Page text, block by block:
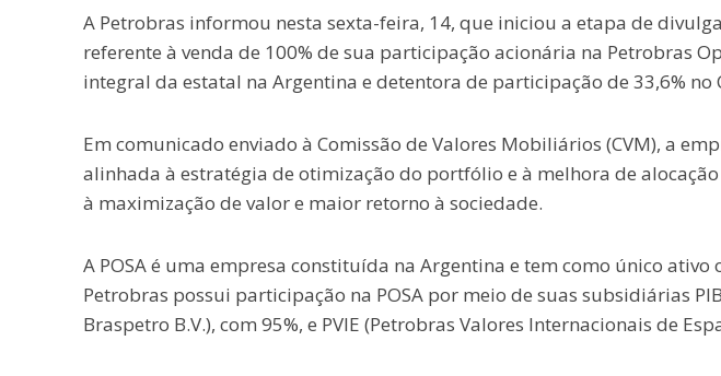
A Petrobras informou nesta sexta-feira, 14, que iniciou a etapa de
referente à venda de 100% de sua participação acionária na Petrobras
integral da estatal na Argentina e detentora de participação de 33,6% no
Em comunicado enviado à Comissão de Valores Mobiliários (CVM), a
alinhada à estratégia de otimização do portfólio e à melhora de
à maximização de valor e maior retorno à sociedade.
A POSA é uma empresa constituída na Argentina e tem como único ativo
Petrobras possui participação na POSA por meio de suas subsidiárias
Braspetro B.V.), com 95%, e PVIE (Petrobras Valores Internacionais de